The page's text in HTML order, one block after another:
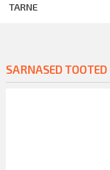
TARNE
SARNASED TOOTED